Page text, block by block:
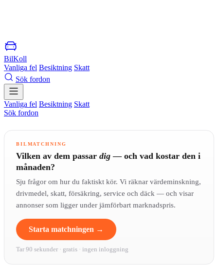
BilKoll
Vanliga fel Besiktning Skatt
Sök fordon
Vanliga fel Besiktning Skatt
Sök fordon
BILMATCHNING
Vilken av dem passar dig — och vad kostar den i
månaden?
Sju frågor om hur du faktiskt kör. Vi räknar värdeminskning,
drivmedel, skatt, försäkring, service och däck — och visar
annonser som ligger under jämförbart marknadspris.
Starta matchningen →
Tar 90 sekunder · gratis · ingen inloggning